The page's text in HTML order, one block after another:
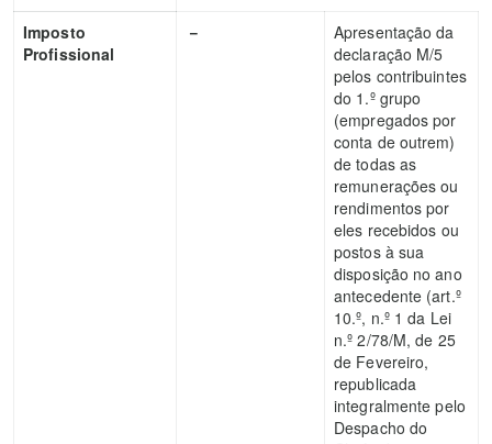
Imposto
Profissional
－
Apresentação da
declaração M/5
pelos contribuintes
do 1.º grupo
(empregados por
conta de outrem)
de todas as
remunerações ou
rendimentos por
eles recebidos ou
postos à sua
disposição no ano
antecedente (art.º
10.º, n.º 1 da Lei
n.º 2/78/M, de 25
de Fevereiro,
republicada
integralmente pelo
Despacho do